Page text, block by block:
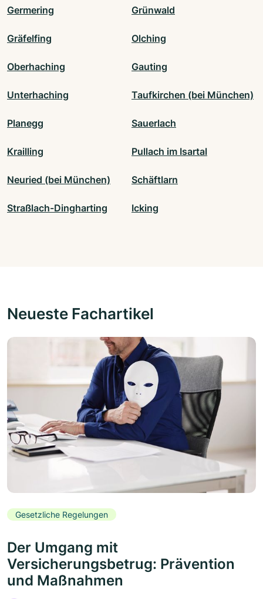
Germering Grünwald
Gräfelfing Olching
Oberhaching Gauting
Unterhaching Taufkirchen (bei München)
Planegg Sauerlach
Krailling Pullach im Isartal
Neuried (bei München) Schäftlarn
Straßlach-Dingharting Icking
Neueste Fachartikel
Gesetzliche Regelungen
Der Umgang mit
Versicherungsbetrug: Prävention
und Maßnahmen